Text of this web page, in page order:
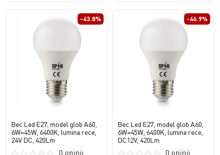
-43.8%
Bec Led E27, model glob A60,
6W=45W, 6400K, lumina rece,
24V DC, 420Lm
0 opinii
-46.9%
Bec Led E27, model glob A60,
6W=45W, 6400K, lumina rece,
DC12V, 420Lm
0 opinii